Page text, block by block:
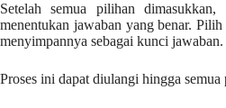
Setelah semua pilihan
menentukan jawaban yang benar.
menyimpannya sebagai kunci jawaban.
Proses ini dapat diulangi hingga semua